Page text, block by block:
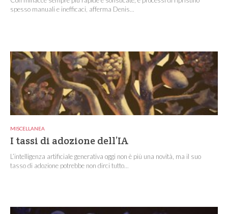
spesso manuali e inefficaci, afferma Denis...
MISCELLANEA
I tassi di adozione dell’IA
L’intelligenza artificiale generativa oggi non è più una novità, ma il suo
tasso di adozione potrebbe non dirci tutto...